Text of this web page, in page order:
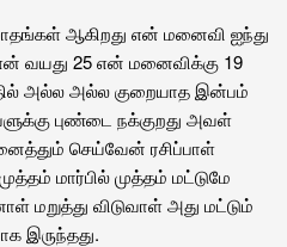
ஆகிறது என் மனைவி ஐந்து
வயது 25 என் மனைவிக்கு 19
அல்ல அல்ல குறையாத இன்பம்
புண்டை நக்குறது அவள்
செய்வேன் ரசிப்பாள்
மார்பில் முத்தம் மட்டுமே
மறுத்து விடுவாள் அது மட்டும்
இருந்தது.